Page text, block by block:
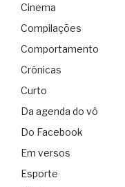
Cinema
Compilações
Comportamento
Crônicas
Curto
Da agenda do vô
Do Facebook
Em versos
Esporte